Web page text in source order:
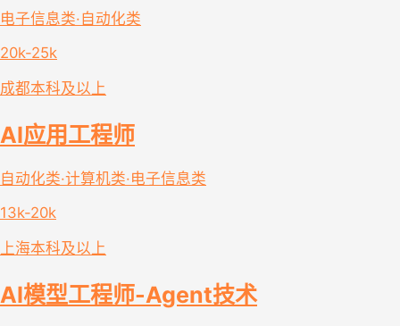
电子信息类·自动化类
20k-25k
成都本科及以上
AI应用工程师
自动化类·计算机类·电子信息类
13k-20k
上海本科及以上
AI模型工程师-Agent技术